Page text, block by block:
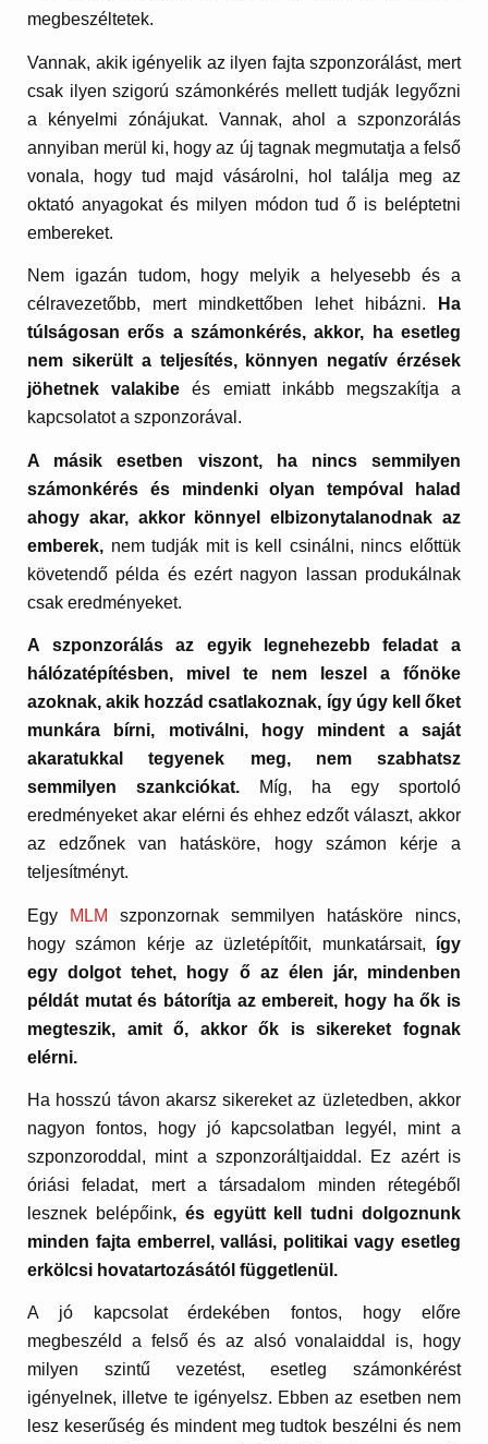
megbeszéltetek.
Vannak, akik igényelik az ilyen fajta szponzorálást, mert
csak ilyen szigorú számonkérés mellett tudják legyőzni
a kényelmi zónájukat. Vannak, ahol a szponzorálás
annyiban merül ki, hogy az új tagnak megmutatja a felső
vonala, hogy tud majd vásárolni, hol találja meg az
oktató anyagokat és milyen módon tud ő is beléptetni
embereket.
Nem igazán tudom, hogy melyik a helyesebb és a
célravezetőbb, mert mindkettőben lehet hibázni.
Ha
túlságosan erős a számonkérés, akkor, ha esetleg
nem sikerült a teljesítés, könnyen negatív érzések
jöhetnek valakibe és emiatt inkább megszakítja a
kapcsolatot a szponzorával.
A másik esetben viszont, ha nincs semmilyen
számonkérés és mindenki olyan tempóval halad
ahogy akar, akkor könnyel elbizonytalanodnak az
emberek, nem tudják mit is kell csinálni, nincs előttük
követendő példa és ezért nagyon lassan produkálnak
csak eredményeket.
A szponzorálás az egyik legnehezebb feladat a
hálózatépítésben, mivel te nem leszel a főnöke
azoknak, akik hozzád csatlakoznak, így úgy kell őket
munkára bírni, motiválni, hogy mindent a saját
akaratukkal tegyenek meg, nem szabhatsz
semmilyen szankciókat. Míg, ha egy sportoló
eredményeket akar elérni és ehhez edzőt választ, akkor
az edzőnek van hatásköre, hogy számon kérje a
teljesítményt.
Egy MLMszponzornak semmilyen hatásköre nincs,
hogy számon kérje az üzletépítőit, munkatársait, így
egy dolgot tehet, hogy ő az élen jár, mindenben
példát mutat és bátorítja az embereit, hogy ha ők is
megteszik, amit ő, akkor ők is sikereket fognak
elérni.
Ha hosszú távon akarsz sikereket az üzletedben, akkor
nagyon fontos, hogy jó kapcsolatban legyél, mint a
szponzoroddal, mint a szponzoráltjaiddal. Ez azért is
óriási feladat, mert a társadalom minden rétegéből
lesznek belépőink, és együtt kell tudni dolgoznunk
minden fajta emberrel, vallási, politikai vagy esetleg
erkölcsi hovatartozásától függetlenül.
A jó kapcsolat érdekében fontos, hogy előre
megbeszéld a felső és az alsó vonalaiddal is, hogy
milyen szintű vezetést, esetleg számonkérést
igényelnek, illetve te igényelsz. Ebben az esetben nem
lesz keserűség és mindent meg tudtok beszélni és nem